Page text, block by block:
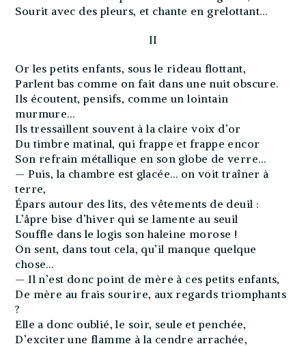
Sourit avec des pleurs, et chante en grelottant…
II
Or les petits enfants, sous le rideau flottant,
Parlent bas comme on fait dans une nuit obscure.
Ils écoutent, pensifs, comme un lointain
murmure…
Ils tressaillent souvent à la claire voix d’or
Du timbre matinal, qui frappe et frappe encor
Son refrain métallique en son globe de verre…
— Puis, la chambre est glacée… on voit traîner à
terre,
Épars autour des lits, des vêtements de deuil :
L’âpre bise d’hiver qui se lamente au seuil
Souffle dans le logis son haleine morose !
On sent, dans tout cela, qu’il manque quelque
chose…
— Il n’est donc point de mère à ces petits enfants,
De mère au frais sourire, aux regards triomphants
?
Elle a donc oublié, le soir, seule et penchée,
D’exciter une flamme à la cendre arrachée,